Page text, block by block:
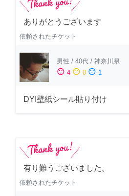
ありがとうございます
依頼されたチケット
男性 / 40代 / 神奈川県
sentiment_satisfied 4 sentiment_neutral 0 sentiment_dissatisfied 1
DYI壁紙シール貼り付け
有り難うございました。
依頼されたチケット